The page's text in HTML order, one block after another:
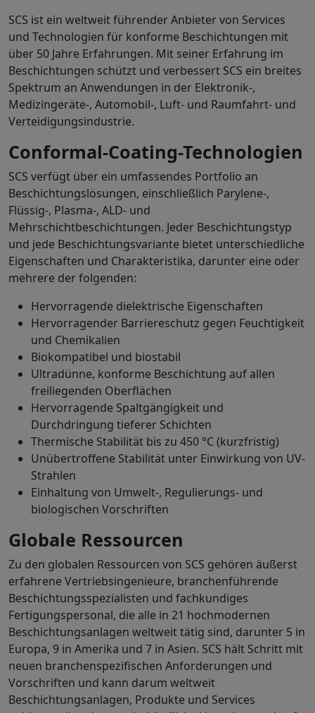
SCS ist ein weltweit führender Anbieter von Services
und Technologien für konforme Beschichtungen mit
über 50 Jahre Erfahrungen. Mit seiner Erfahrung im
Beschichtungen schützt und verbessert SCS ein breites
Spektrum an Anwendungen in der Elektronik-,
Medizingeräte-, Automobil-, Luft- und Raumfahrt- und
Verteidigungsindustrie.
Conformal-Coating-Technologien
SCS verfügt über ein umfassendes Portfolio an
Beschichtungslösungen, einschließlich Parylene-,
Flüssig-, Plasma-, ALD- und
Mehrschichtbeschichtungen. Jeder Beschichtungstyp
und jede Beschichtungsvariante bietet unterschiedliche
Eigenschaften und Charakteristika, darunter eine oder
mehrere der folgenden:
Hervorragende dielektrische Eigenschaften
Hervorragender Barriereschutz gegen Feuchtigkeit
und Chemikalien
Biokompatibel und biostabil
Ultradünne, konforme Beschichtung auf allen
freiliegenden Oberflächen
Hervorragende Spaltgängigkeit und
Durchdringung tieferer Schichten
Thermische Stabilität bis zu 450 °C (kurzfristig)
Unübertroffene Stabilität unter Einwirkung von UV-
Strahlen
Einhaltung von Umwelt-, Regulierungs- und
biologischen Vorschriften
Globale Ressourcen
Zu den globalen Ressourcen von SCS gehören äußerst
erfahrene Vertriebsingenieure, branchenführende
Beschichtungsspezialisten und fachkundiges
Fertigungspersonal, die alle in 21 hochmodernen
Beschichtungsanlagen weltweit tätig sind, darunter 5 in
Europa, 9 in Amerika und 7 in Asien. SCS hält Schritt mit
neuen branchenspezifischen Anforderungen und
Vorschriften und kann darum weltweit
Beschichtungsanlagen, Produkte und Services